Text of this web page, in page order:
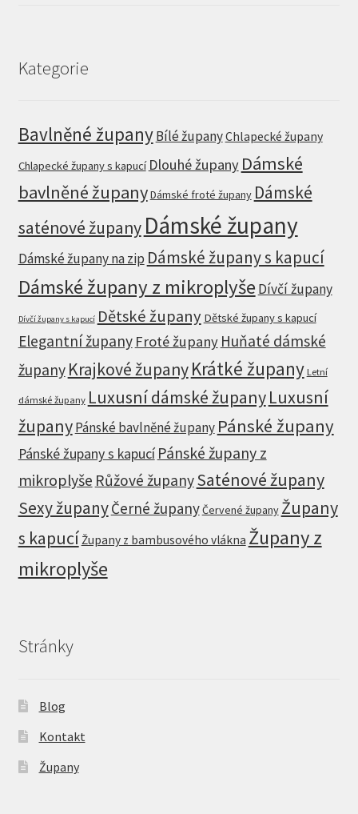
Kategorie
Bavlněné županyBílé županyChlapecké župany
Chlapecké župany s kapucí Dlouhé župany Dámské
bavlněné županyDámské froté župany Dámské
saténové župany Dámské župany
Dámské župany na zip Dámské župany s kapucí
Dámské župany z mikroplyše Dívčí župany
Dívčí župany s kapucí Dětské župany Dětské župany s kapucí
Elegantní župany Froté župany Huňaté dámské
župany Krajkové županyKrátké župany Letní
dámské župany Luxusní dámské županyLuxusní
županyPánské bavlněné župany Pánské župany
Pánské župany s kapucí Pánské župany z
mikroplyše Růžové županySaténové župany
Sexy županyČerné županyČervené župany Župany
s kapucíŽupany z bambusového vlákna Župany z
mikroplyše
Stránky
Blog
Kontakt
Župany